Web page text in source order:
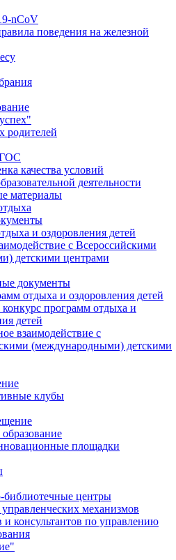
nCoV
поведения на железной
качества условий
деятельности
материалы
и оздоровления детей
с Всероссийскими
детскими центрами
документы
отдыха и оздоровления детей
программ отдыха и
детей
взаимодействие с
(международными) детскими
клубы
площадки
центры
механизмов
и консультантов по управлению